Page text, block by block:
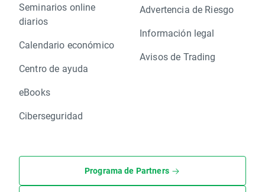
Seminarios online
diarios
Calendario económico
Centro de ayuda
eBooks
Ciberseguridad
Advertencia de Riesgo
Información legal
Avisos de Trading
Programa de Partners